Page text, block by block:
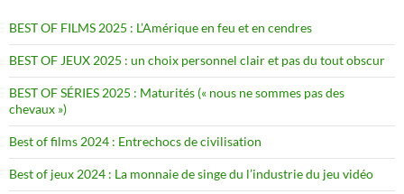
BEST OF FILMS 2025 : L’Amérique en feu et en cendres
BEST OF JEUX 2025 : un choix personnel clair et pas du tout obscur
BEST OF SÉRIES 2025 : Maturités (« nous ne sommes pas des
chevaux »)
Best of films 2024 : Entrechocs de civilisation
Best of jeux 2024 : La monnaie de singe du l’industrie du jeu vidéo